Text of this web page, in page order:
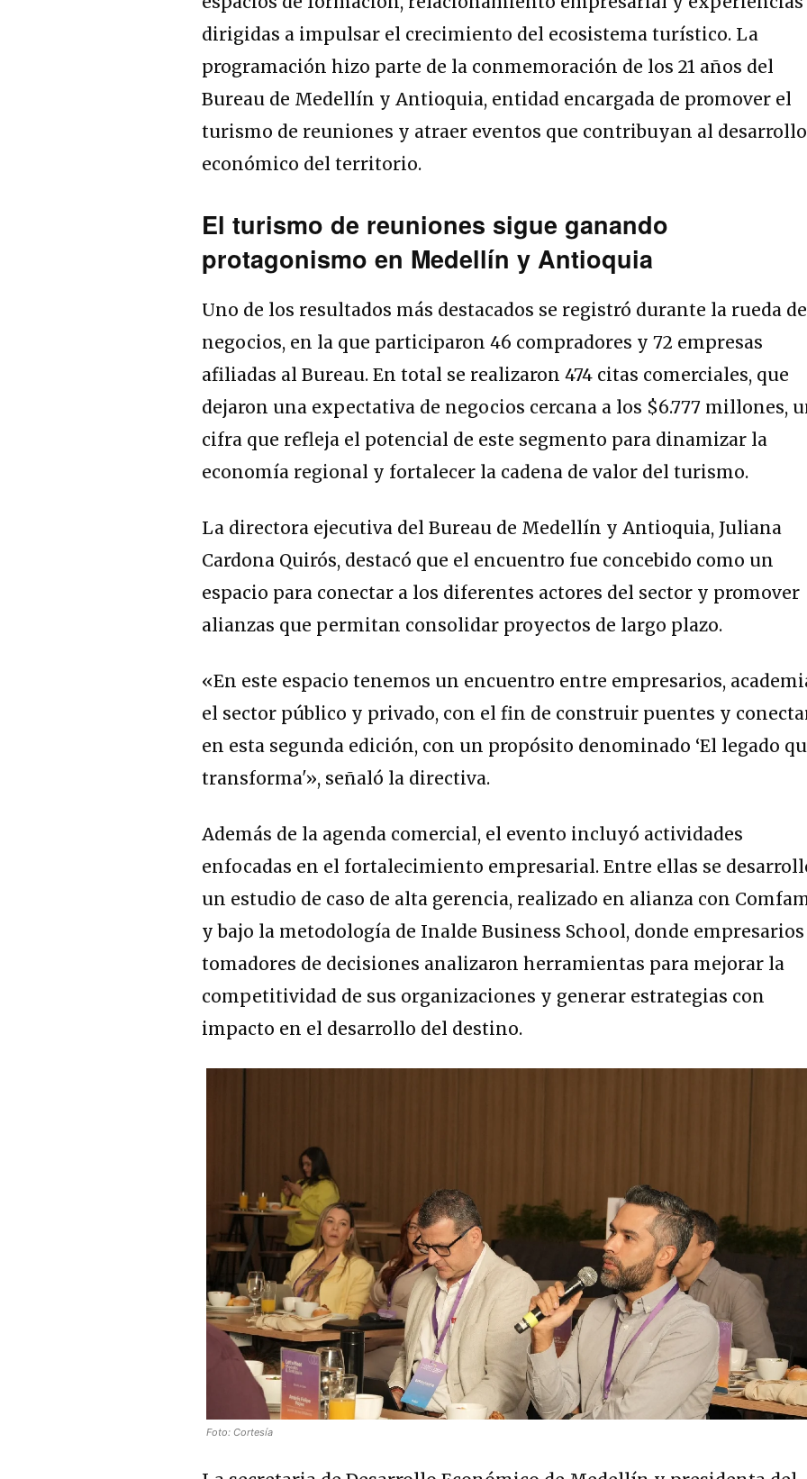
dirigidas a impulsar el crecimiento del ecosistema turístico. La
programación hizo parte de la conmemoración de los 21 años del
Bureau de Medellín y Antioquia, entidad encargada de promover el
turismo de reuniones y atraer eventos que contribuyan al desarrollo
económico del territorio.
El turismo de reuniones sigue ganando
protagonismo en Medellín y Antioquia
Uno de los resultados más destacados se registró durante la rueda de
negocios, en la que participaron 46 compradores y 72 empresas
afiliadas al Bureau. En total se realizaron 474 citas comerciales, que
dejaron una expectativa de negocios cercana a los $6.777 millones,
cifra que refleja el potencial de este segmento para dinamizar la
economía regional y fortalecer la cadena de valor del turismo.
La directora ejecutiva del Bureau de Medellín y Antioquia, Juliana
Cardona Quirós, destacó que el encuentro fue concebido como un
espacio para conectar a los diferentes actores del sector y promover
alianzas que permitan consolidar proyectos de largo plazo.
«En este espacio tenemos un encuentro entre empresarios,
el sector público y privado, con el fin de construir puentes y
en esta segunda edición, con un propósito denominado ‘El legado
transforma'», señaló la directiva.
Además de la agenda comercial, el evento incluyó actividades
enfocadas en el fortalecimiento empresarial. Entre ellas se
un estudio de caso de alta gerencia, realizado en alianza con
y bajo la metodología de Inalde Business School, donde
tomadores de decisiones analizaron herramientas para mejorar la
competitividad de sus organizaciones y generar estrategias con
impacto en el desarrollo del destino.
Foto: Cortesía